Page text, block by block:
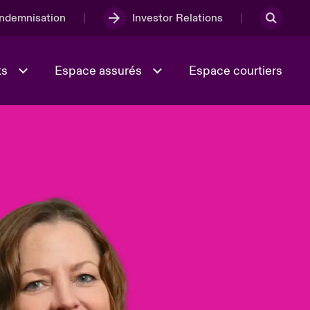
Investor Relations
Full Spectrum Cyber
Les Incidents Cybers qui auraient
pu être évités
Espace assurés Espace courtiers